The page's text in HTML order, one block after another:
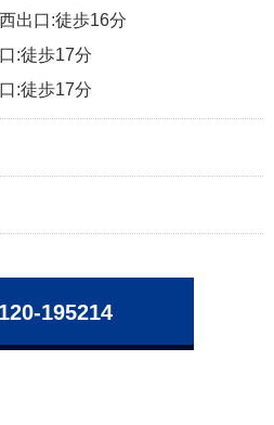
出口:徒歩16分
:徒歩17分
:徒歩17分
195214